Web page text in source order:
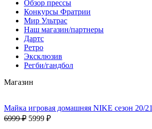
Обзор прессы
Конкурсы Фратрии
Мир Ультрас
Наш магазин/партнеры
Дартс
Ретро
Эксклюзив
Регби/гандбол
Магазин
Майка игровая домашняя NIKE сезон 20/21
6999 ₽ 5999 ₽